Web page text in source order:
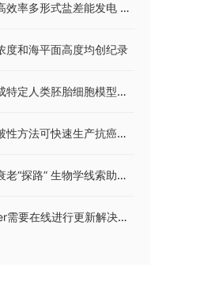
我国学者实现高效率多形式盐差能发电 相关研究成果发表在《能源与环境科学》杂志上
度和海平面高度均创纪录
干细胞首次生成特定人类胚胎细胞模型细胞有助于研究早期胚胎发育
研究成果：突破性方法可快速生产抗癌免疫细胞 效率提高80倍过程更易控制
宠物狗为研究衰老“探路” 生物学线索助开发抗衰药
Dota2 launcher需要在线进行更新解决方法 dota2启动项在哪里？